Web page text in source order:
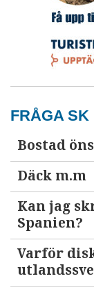
FRÅGA SK
Bostad
Däck m.m
Kan jag
Spanien?
Varför